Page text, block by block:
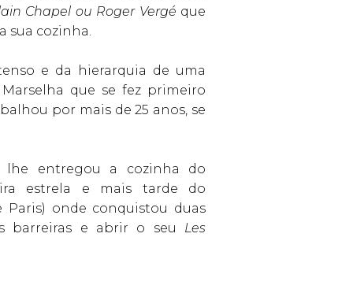
Chapel ou Roger Vergé que
sua cozinha.
e da hierarquia de uma
que se fez primeiro
por mais de 25 anos, se
lhe entregou a cozinha do
estrela e mais tarde do
onde conquistou duas
barreiras e abrir o seu Les